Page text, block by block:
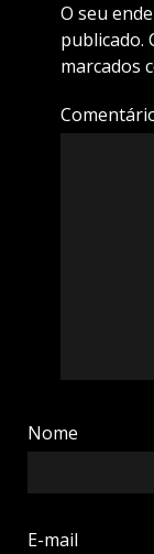
O seu
publicado.
marcados
Nome
E-mail